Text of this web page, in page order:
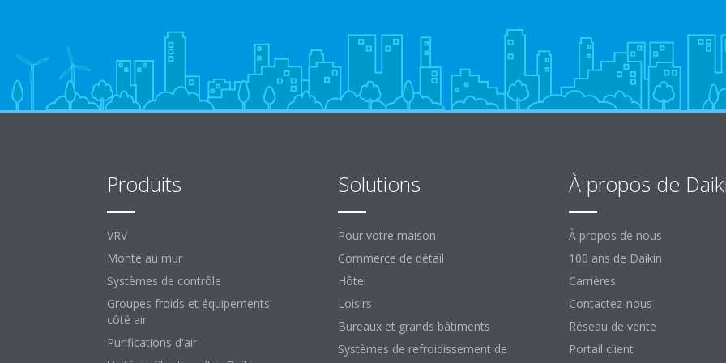
Produits
VRV
Monté au mur
Systèmes de contrôle
Groupes froids et équipements
côté air
Purifications d'air
Solutions
Pour votre maison
Commerce de détail
Hôtel
Loisirs
Bureaux et grands bâtiments
Systèmes de refroidissement de
À propos de
À propos de nous
100 ans de Daikin
Carrières
Contactez-nous
Réseau de vente
Portail client